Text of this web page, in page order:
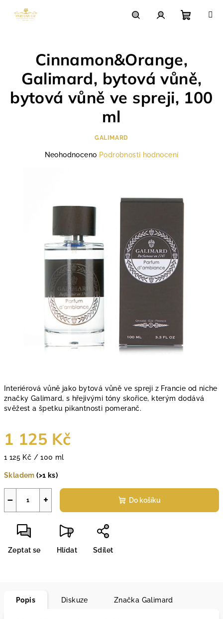
Interiérová vůně jako bytová vůně ve spreji z Francie od niche
značky Galimard, s hřejivými tóny skořice, kterým dodává
svěžest a špetku pikantnosti pomeranč.
1 125 Kč
Měrná
1 125 Kč / 100 ml
Skladem(>1 ks)
+
− Do košíku
Zeptat se Hlídat Sdílet
Cinnamon&Orange,
Galimard, bytová vůně,
bytová vůně ve spreji, 100
ml
GALIMARD
Průměrné
Neohodnoceno Podrobnosti hodnocení
Popis Diskuze Značka Galimard